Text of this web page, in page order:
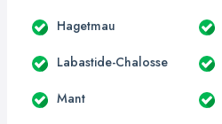
Hagetmau
Labastide-Chalosse
Mant